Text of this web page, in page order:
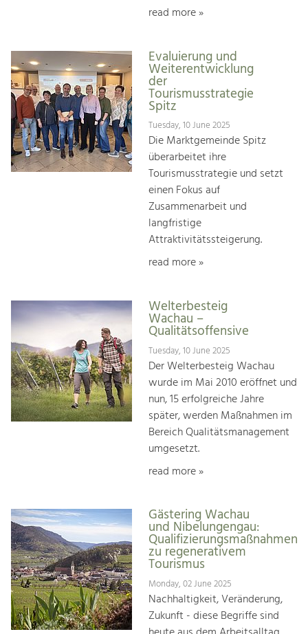
read more »
Evaluierung und
Weiterentwicklung
der
Tourismusstrategie
Spitz
Tuesday, 10 June 2025
Die Marktgemeinde Spitz
überarbeitet ihre
Tourismusstrategie und setzt
einen Fokus auf
Zusammenarbeit und
langfristige
Attraktivitätssteigerung.
read more »
Welterbesteig
Wachau –
Qualitätsoffensive
Tuesday, 10 June 2025
Der Welterbesteig Wachau
wurde im Mai 2010 eröffnet und
nun, 15 erfolgreiche Jahre
später, werden Maßnahmen im
Bereich Qualitätsmanagement
umgesetzt.
read more »
Gästering Wachau
und Nibelungengau:
Qualifizierungsmaßnahmen
zu regenerativem
Tourismus
Monday, 02 June 2025
Nachhaltigkeit, Veränderung,
Zukunft - diese Begriffe sind